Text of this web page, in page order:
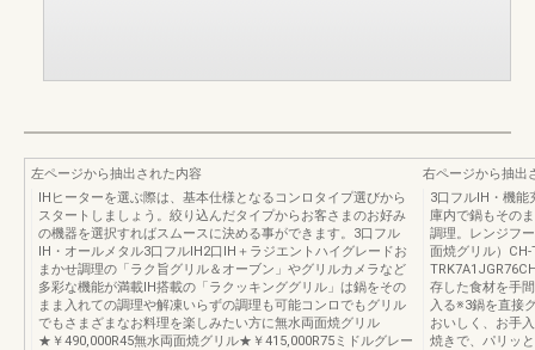
左ページから抽出された内容
ⅠHヒーターを選ぶ際は、基本仕様となるコンロタイプ選びから
スタートしましょう。絞り込んだタイプからお客さまのお好み
の機器を選択すればスムースに決める事ができます。3口フル
IH・オールメタル3口フルIH2口IH＋ラジエントハイグレードお
まかせ調理の「ラク旨グリル＆オーブン」やグリルカメラなど
多彩な機能が満載IH搭載の「ラクッキンググリル」は鍋をその
まま入れての調理や解凍いらずの調理も可能コンロでもグリル
でもさまざまなお料理を楽しみたい方に無水両面焼グリル
★￥490,000R45無水両面焼グリル★￥415,000R75ミドルグレー
右ページから抽出
3口フルⅠH・機
庫内で鍋もその
調理。レンジフ
面焼グリル）
存した食材を手
入る※3鍋を直接
おいしく、お手
焼きで、パリッ